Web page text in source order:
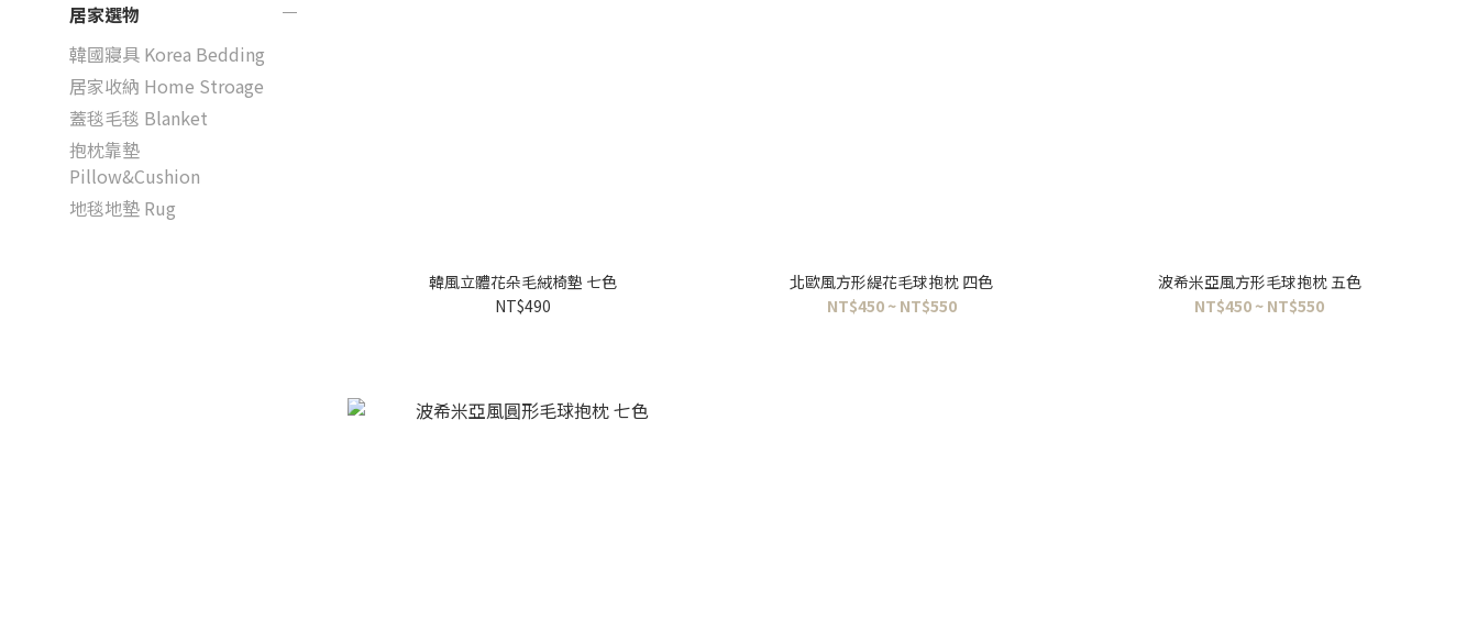
居家選物
韓國寢具 Korea Bedding
居家收納 Home Stroage
蓋毯毛毯 Blanket
抱枕靠墊
Pillow&Cushion
地毯地墊 Rug
韓風立體花朵毛絨椅墊 七色
NT$490
北歐風方形緹花毛球抱枕 四色
NT$450 ~ NT$550
波希米亞風方形毛球抱枕 五色
NT$450 ~ NT$550